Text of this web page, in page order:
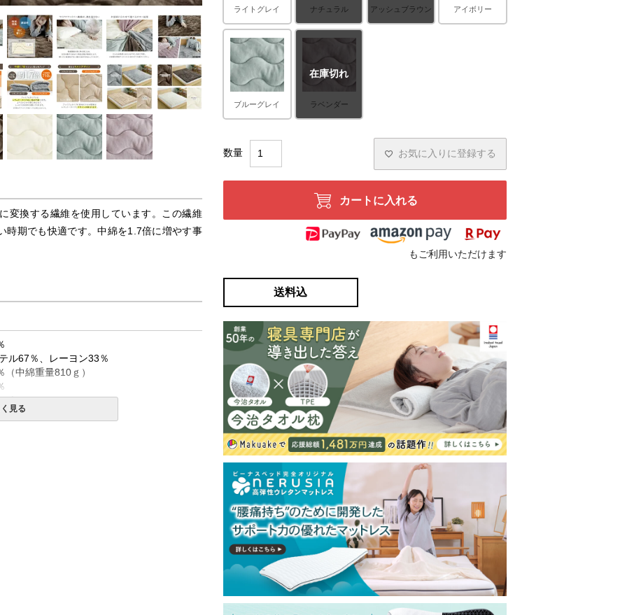
変換する繊維を使用しています。この繊維
時期でも快適です。中綿を1.7倍に増やす事
ル67％、レーヨン33％
中綿重量810ｇ）
ゴム
見る
ライトグレイ ナチュラル アッシュブラウン アイボリー
ブルーグレイ ラベンダー
在庫切れ
お気に入りに登録する
カートに入れる
もご利用いただけます
送料込